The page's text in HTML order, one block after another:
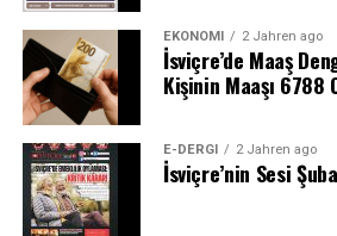
EKONOMI 2 Jahren ago
İsviçre’de Maaş
Kişinin Maaşı 6788
E-DERGI 2 Jahren ago
İsviçre’nin Sesi